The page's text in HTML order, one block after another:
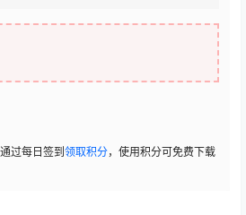
过每日签到 领取积分，使用积分可免费下载